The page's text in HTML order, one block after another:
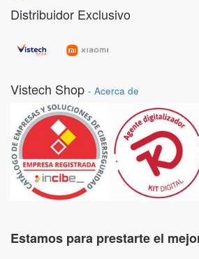
Distribuidor Exclusivo
Vistech Shop - Acerca de
Estamos para prestarte el